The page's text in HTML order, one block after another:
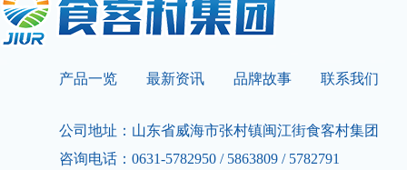
产品一览 最新资讯 品牌故事 联系我们
公司地址：山东省威海市张村镇闽江街食客村集团
咨询电话：0631-5782950 / 5863809 / 5782791